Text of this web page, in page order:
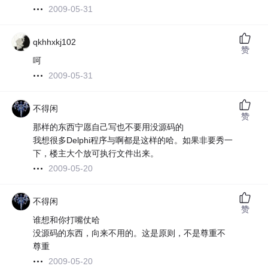
2009-05-31
qkhhxkj102
呵
2009-05-31
赞
不得闲
那样的东西宁愿自己写也不要用没源码的
我想很多Delphi程序与啊都是这样的哈。如果非要秀一
下，楼主大个放可执行文件出来。
2009-05-20
赞
不得闲
谁想和你打嘴仗哈
没源码的东西，向来不用的。这是原则，不是尊重不
尊重
2009-05-20
赞